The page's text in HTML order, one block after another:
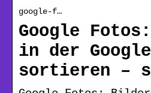
google-f…
Google
in der
sortieren –